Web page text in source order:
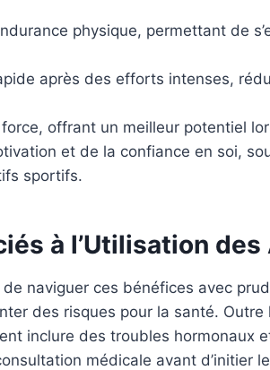
physique, permettant de
après des efforts intenses,
offrant un meilleur potentiel
et de la confiance en soi,
sportifs.
à l’Utilisation
naviguer ces bénéfices avec
des risques pour la santé. Outre
inclure des troubles hormonaux
médicale avant d’initier